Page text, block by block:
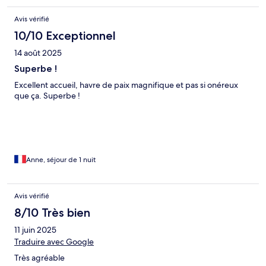
Avis vérifié
10/10 Exceptionnel
14 août 2025
Superbe !
Excellent accueil, havre de paix magnifique et pas si onéreux
que ça. Superbe !
Anne, séjour de 1 nuit
Avis vérifié
8/10 Très bien
11 juin 2025
Traduire avec Google
Très agréable